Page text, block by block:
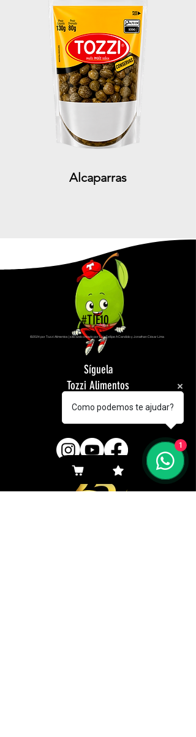
Alcaparras
Síguela
Tozzi Alimentos
en tus redes
#TIÉ10
©2024 por Tozzi Alimentos | sitio web creado por Luiz Fellipe A Candido y Jonathan César Lima
Como podemos te ajudar?
1